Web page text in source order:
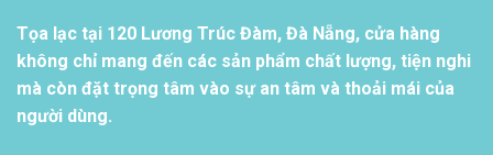
Tọa lạc tại 120 Lương Trúc Đàm, Đà Nẵng, cửa hàng
không chỉ mang đến các sản phẩm chất lượng, tiện nghi
mà còn đặt trọng tâm vào sự an tâm và thoải mái của
người dùng.